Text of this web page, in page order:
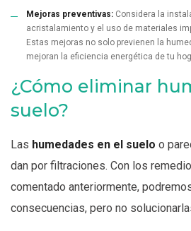
Mejoras preventivas: Considera la
acristalamiento y el uso de materiales
Estas mejoras no solo previenen la
mejoran la eficiencia energética de tu
¿Cómo eliminar
suelo?
Las humedades en el suelo o
dan por filtraciones. Con los
comentado anteriormente,
consecuencias, pero no